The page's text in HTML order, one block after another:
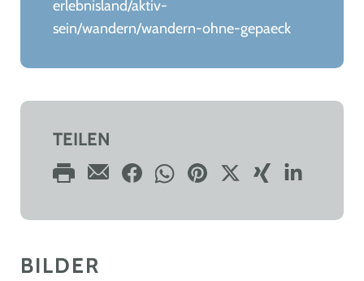
erlebnisland/aktiv-
sein/wandern/wandern-ohne-gepaeck
TEILEN
BILDER